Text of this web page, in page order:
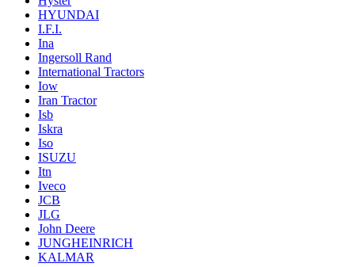
HYUNDAI
I.F.I.
Ina
Ingersoll Rand
International Tractors
Iow
Iran Tractor
Isb
Iskra
Iso
ISUZU
Itn
Iveco
JCB
JLG
John Deere
JUNGHEINRICH
KALMAR